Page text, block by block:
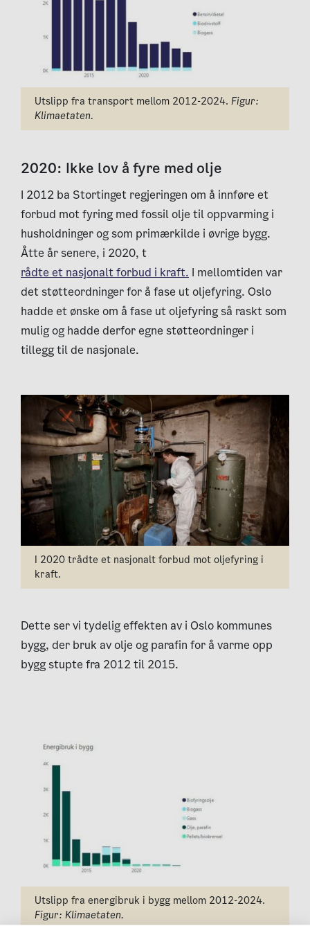
Utslipp fra transport mellom 2012-2024. Figur:
Klimaetaten.
2020: Ikke lov å fyre med olje
I 2012 ba Stortinget regjeringen om å innføre et
forbud mot fyring med fossil olje til oppvarming i
husholdninger og som primærkilde i øvrige bygg.
Åtte år senere, i 2020, t
rådte et nasjonalt forbud i kraft. I mellomtiden var
det støtteordninger for å fase ut oljefyring. Oslo
hadde et ønske om å fase ut oljefyring så raskt som
mulig og hadde derfor egne støtteordninger i
tillegg til de nasjonale.
I 2020 trådte et nasjonalt forbud mot oljefyring i
kraft.
Dette ser vi tydelig effekten av i Oslo kommunes
bygg, der bruk av olje og parafin for å varme opp
bygg stupte fra 2012 til 2015.
Utslipp fra energibruk i bygg mellom 2012-2024.
Figur: Klimaetaten.